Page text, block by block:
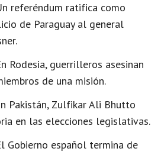
referéndum ratifica como
de Paraguay al general
Rodesia, guerrilleros asesinan
de una misión.
Pakistán, Zulfikar Ali Bhutto
en las elecciones legislativas.
Gobierno español termina de